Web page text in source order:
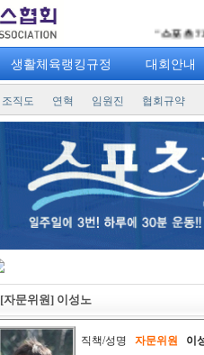
스포츠 7330"
생활체육랭킹규정 대회안내
조직도 연혁 임원진 협회규약
[자문위원] 이성노
직책/성명 자문위원 이